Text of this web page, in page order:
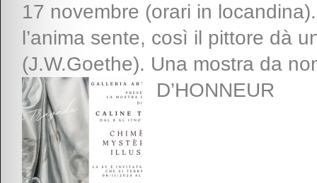
17 novembre (orari in
l’anima sente, così il pittore dà
(J.W.Goethe). Una mostra da
D’HONNEUR